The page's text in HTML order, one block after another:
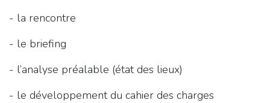
- la rencontre
- le briefing
- l’analyse préalable (état des lieux)
- le développement du cahier des charges